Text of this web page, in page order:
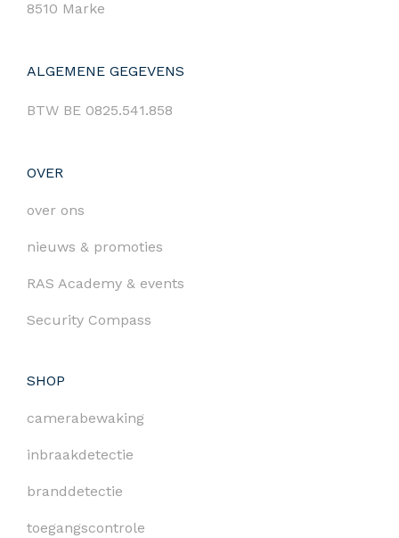
8510 Marke
ALGEMENE GEGEVENS
BTW BE 0825.541.858
OVER
over ons
nieuws & promoties
RAS Academy & events
Security Compass
SHOP
camerabewaking
inbraakdetectie
branddetectie
toegangscontrole